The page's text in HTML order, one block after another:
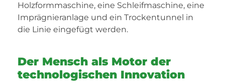
Holzformmaschine, eine Schleifmaschine, eine
Imprägnieranlage und ein Trockentunnel in
die Linie eingefügt werden.
Der Mensch als Motor der
technologischen Innovation